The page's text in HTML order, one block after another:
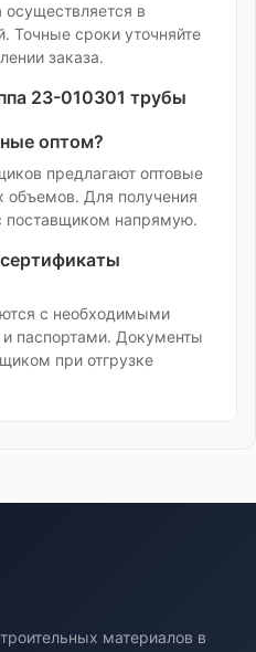
в
Точные сроки уточняйте
заказа.
23-010301 трубы
оптом?
предлагают оптовые
объемов. Для получения
поставщиком напрямую.
с необходимыми
паспортами. Документы
при отгрузке
материалов в